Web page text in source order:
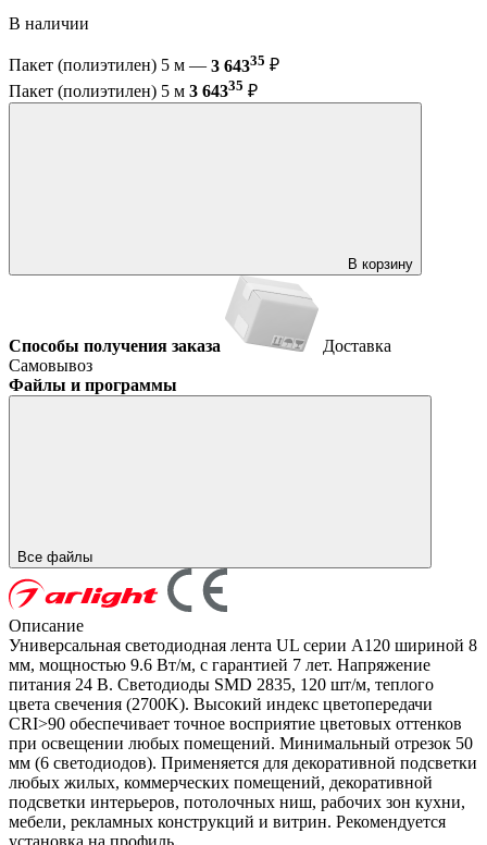
В наличии
Пакет (полиэтилен) 5 м — 3 64335 ₽
Пакет (полиэтилен) 5 м 3 64335 ₽
В корзину
Способы получения заказа
Доставка
Самовывоз
Файлы и программы
Все файлы
Описание
Универсальная светодиодная лента UL серии A120 шириной 8
мм, мощностью 9.6 Вт/м, с гарантией 7 лет. Напряжение
питания 24 В. Светодиоды SMD 2835, 120 шт/м, теплого
цвета свечения (2700K). Высокий индекс цветопередачи
CRI>90 обеспечивает точное восприятие цветовых оттенков
при освещении любых помещений. Минимальный отрезок 50
мм (6 светодиодов). Применяется для декоративной подсветки
любых жилых, коммерческих помещений, декоративной
подсветки интерьеров, потолочных ниш, рабочих зон кухни,
мебели, рекламных конструкций и витрин. Рекомендуется
установка на профиль.